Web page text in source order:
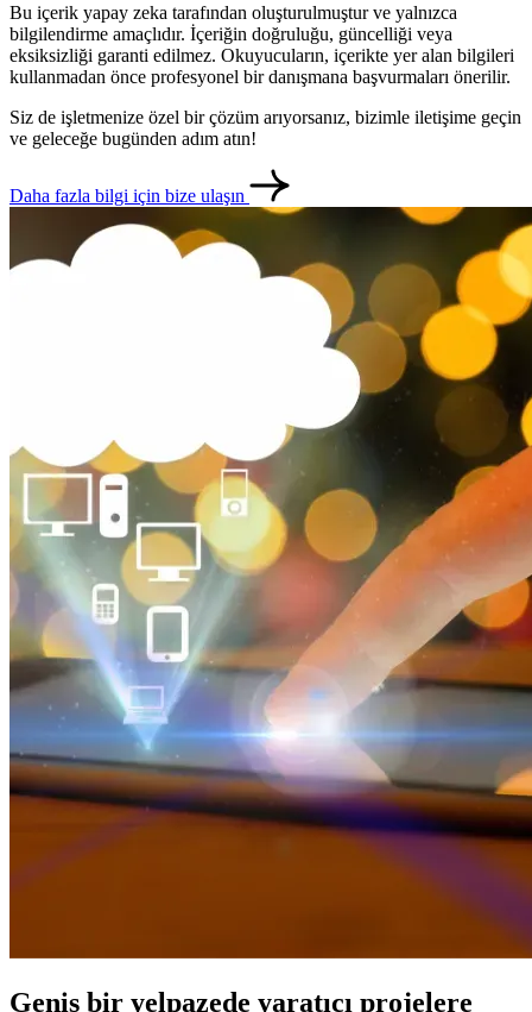
İletişim
Bu içerik yapay zeka tarafından oluşturulmuştur ve yalnızca
bilgilendirme amaçlıdır. İçeriğin doğruluğu, güncelliği veya
eksiksizliği garanti edilmez. Okuyucuların, içerikte yer alan bilgileri
kullanmadan önce profesyonel bir danışmana başvurmaları önerilir.
Siz de işletmenize özel bir çözüm arıyorsanız, bizimle iletişime geçin
ve geleceğe bugünden adım atın!
Daha fazla bilgi için bize ulaşın
Geniş bir yelpazede yaratıcı projelere